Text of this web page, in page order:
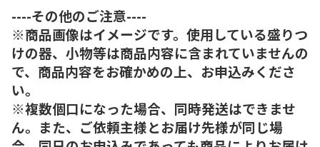
----その他のご注意----
※商品画像はイメージです。使用している盛りつ
けの器、小物等は商品内容に含まれていませんの
で、商品内容をお確かめの上、お申込みくださ
い。
※複数個口になった場合、同時発送はできませ
ん。また、ご依頼主様とお届け先様が同じ場